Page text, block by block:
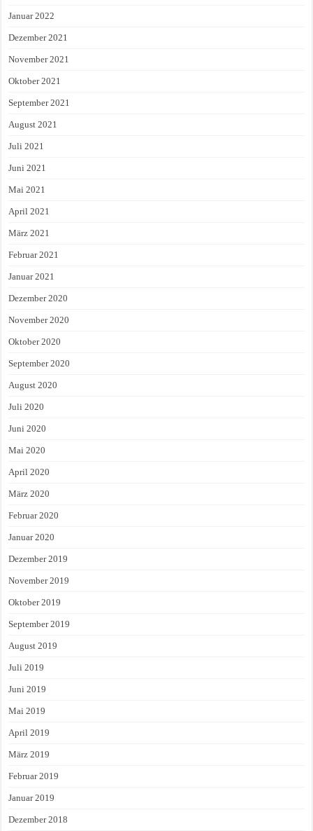
Januar 2022
Dezember 2021
November 2021
Oktober 2021
September 2021
August 2021
Juli 2021
Juni 2021
Mai 2021
April 2021
März 2021
Februar 2021
Januar 2021
Dezember 2020
November 2020
Oktober 2020
September 2020
August 2020
Juli 2020
Juni 2020
Mai 2020
April 2020
März 2020
Februar 2020
Januar 2020
Dezember 2019
November 2019
Oktober 2019
September 2019
August 2019
Juli 2019
Juni 2019
Mai 2019
April 2019
März 2019
Februar 2019
Januar 2019
Dezember 2018